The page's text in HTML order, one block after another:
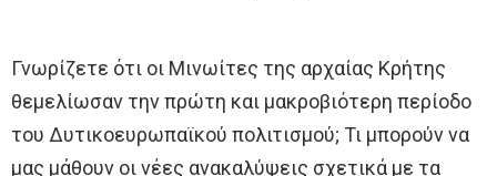
Γνωρίζετε ότι οι Μινωίτες της αρχαίας Κρήτης
θεμελίωσαν την πρώτη και μακροβιότερη περίοδο
του Δυτικοευρωπαϊκού πολιτισμού; Τι μπορούν να
μας μάθουν οι νέες ανακαλύψεις σχετικά με τα